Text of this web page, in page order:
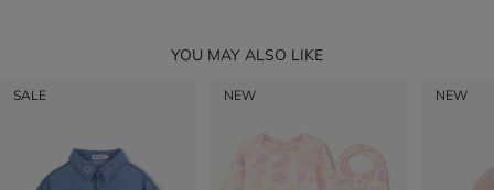
YOU MAY ALSO LIKE
SALE NEW NEW